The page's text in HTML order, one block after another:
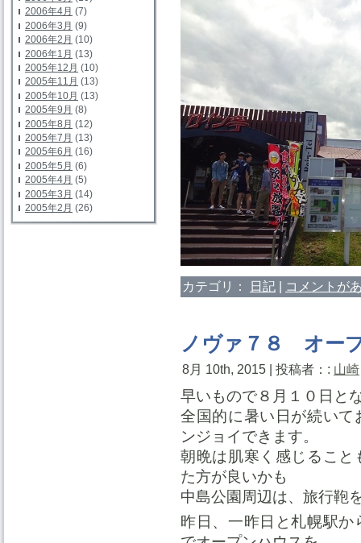
2006年4月 (7)
2006年3月 (9)
2006年2月 (10)
2006年1月 (13)
2005年12月 (10)
2005年11月 (13)
2005年10月 (13)
2005年9月 (8)
2005年8月 (12)
2005年7月 (13)
2005年6月 (16)
2005年5月 (6)
2005年4月 (5)
2005年3月 (14)
2005年2月 (26)
カテゴリ： 日記 | コメントが
ノヴァ７８ オー
8月 10th, 2015 | 投稿者：: 山崎
早いもので８月１０日と
全国的に暑い日が続い
ンジョイできます。
朝晩は肌寒く感じるこ
た方が良いかも
中島公園周辺は、旅行鞄
昨日、一昨日と札幌駅